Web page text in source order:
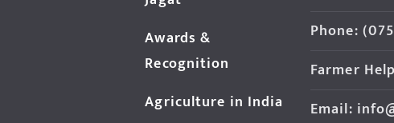
Awards &
Recognition
Agriculture in India
Phone:
Farmer
Email: